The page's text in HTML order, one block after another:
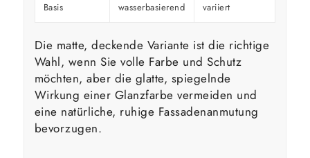
Basis wasserbasierend variiert
Die matte, deckende Variante ist die richtige
Wahl, wenn Sie volle Farbe und Schutz
möchten, aber die glatte, spiegelnde
Wirkung einer Glanzfarbe vermeiden und
eine natürliche, ruhige Fassadenanmutung
bevorzugen.